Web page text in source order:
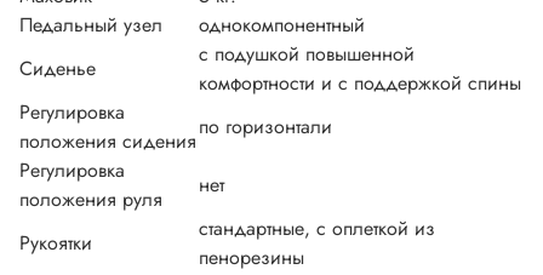
Педальный узел
однокомпонентный
Сиденье
с подушкой повышенной
комфортности и с поддержкой спины
Регулировка
положения сидения
по горизонтали
Регулировка
положения руля
нет
Рукоятки
стандартные, с оплеткой из
пенорезины